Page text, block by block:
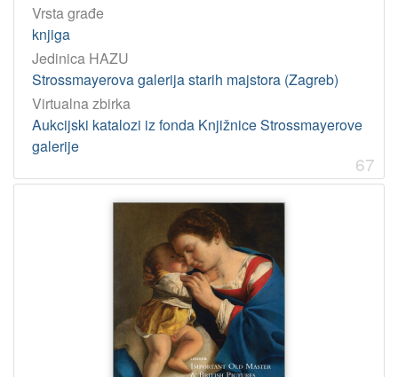
Vrsta građe
knjiga
Jedinica HAZU
Strossmayerova galerija starih majstora (Zagreb)
Virtualna zbirka
Aukcijski katalozi iz fonda Knjižnice Strossmayerove
galerije
67